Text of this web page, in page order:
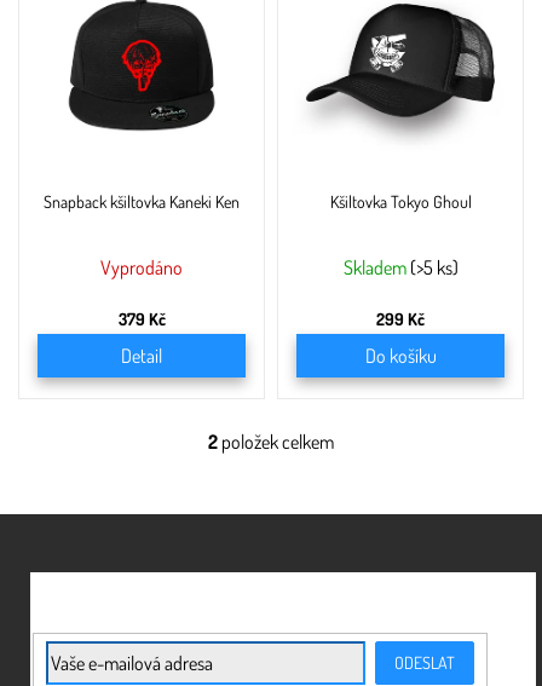
Snapback kšiltovka Kaneki Ken
Vyprodáno
379 Kč
Detail
Kšiltovka Tokyo Ghoul
Skladem (>5 ks)
299 Kč
Do košíku
O
á
a
p
2 položek celkem
E-mail ODESLAT